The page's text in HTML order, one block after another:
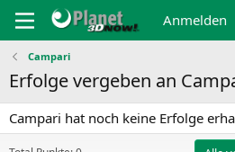
Anmelden
Campari
Erfolge vergeben an
Campari hat noch keine Erfolge